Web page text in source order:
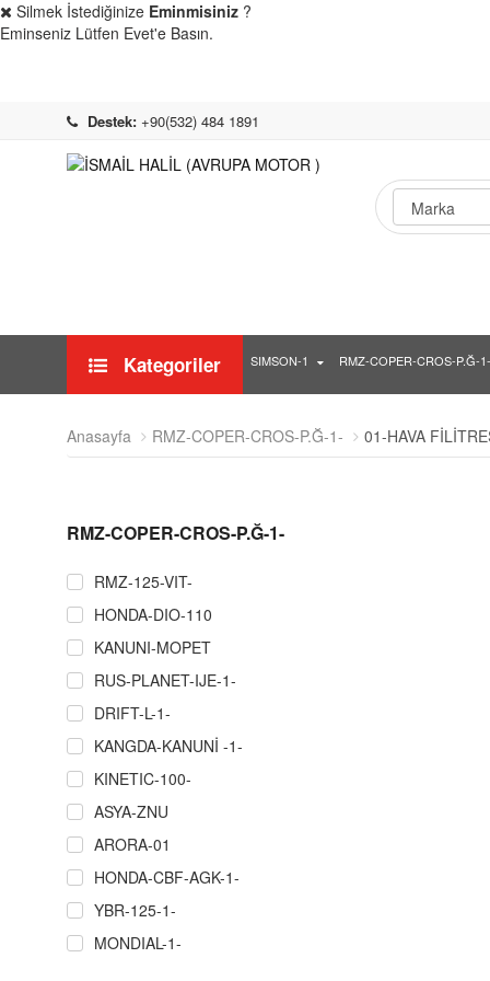
Silmek İstediğinize Eminmisiniz ?
Eminseniz Lütfen Evet'e Basın.
Destek: +90(532) 484 1891
Kategoriler SIMSON-1 RMZ-COPER-CROS-P.Ğ-1-
Anasayfa RMZ-COPER-CROS-P.Ğ-1- 01-HAVA
RMZ-COPER-CROS-P.Ğ-1-
RMZ-125-VIT-
HONDA-DIO-110
KANUNI-MOPET
RUS-PLANET-IJE-1-
DRIFT-L-1-
KANGDA-KANUNİ -1-
KINETIC-100-
ASYA-ZNU
ARORA-01
HONDA-CBF-AGK-1-
YBR-125-1-
MONDIAL-1-